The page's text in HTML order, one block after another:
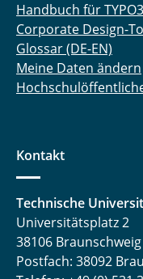
Handbuch für
Corporate Design-
Glossar (DE-EN)
Meine Daten ändern
Kontakt
Technische
Universitätsplatz 2
38106 Braunschweig
Postfach: 38092